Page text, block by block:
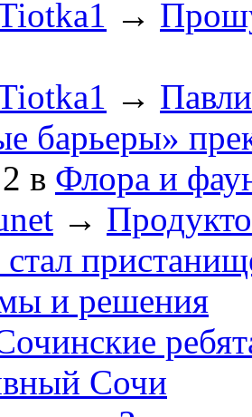
→
→
барьеры»
2 в Флора и
→
и решения
Сочи